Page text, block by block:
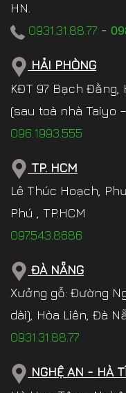
HN.
0931.31.88.77 -
HẢI PHÒNG
KĐT 97 Bạch Đằng,
(sau toà nhà Taiyo
096.1993.555
TP. HCM
Lê Thúc Hoạch,
Phú , TP.HCM
097.543.8686
ĐÀ NẴNG
Xưởng gỗ: Đường
dài), Hòa Liên, Đà
0931.31.88.77
NGHỆ AN - HÀ